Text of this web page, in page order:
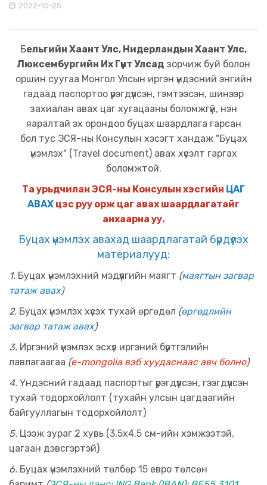
2022-10-25
Бельгийн Хаант Улс, Нидерландын Хаант Улс,
Люксембургийн Их Гүнт Улсад зорчиж буй болон
оршин суугаа Монгол Улсын иргэн үндэсний энгийн
гадаад паспортоо үрэгдүүлсэн, гэмтээсэн, шинээр
захиалан авах цаг хугацааны боломжгүй, нэн
яаралтай эх орондоо буцах шаардлага гарсан
бол тус ЭСЯ-ны Консулын хэсэгт хандаж "Буцах
үнэмлэх" (Travel document) авах хүсэлт гаргах
боломжтой.
Та урьдчилан ЭСЯ-ны Консулын хэсгийн ЦАГ
АВАХ цэс руу орж цаг авах шаардлагатайг
анхаарна уу.
Буцах үнэмлэх авахад шаардлагатай бүрдүүлэх
материалууд:
1. Буцах үнэмлэхний мэдүүлгийн маягт (маягтын загвар
татаж авах)
2. Буцах үнэмлэх хүсэх тухай өргөдөл (өргөдлийн
загвар татаж авах)
3. Иргэний үнэмлэх эсхүл иргэний бүртгэлийн
лавлагаагаа (e-mongolia вэб хуудаснаас авч болно)
4. Үндэсний гадаад паспортыг үрэгдүүлсэн, гээгдүүлсэн
тухай тодорхойлолт (тухайн улсын цагдаагийн
байгууллагын тодорхойлолт)
5. Цээж зураг 2 хувь (3.5х4.5 см-ийн хэмжээтэй,
цагаан дэвсгэртэй)
6. Буцах үнэмлэхний төлбөр 15 евро төлсөн